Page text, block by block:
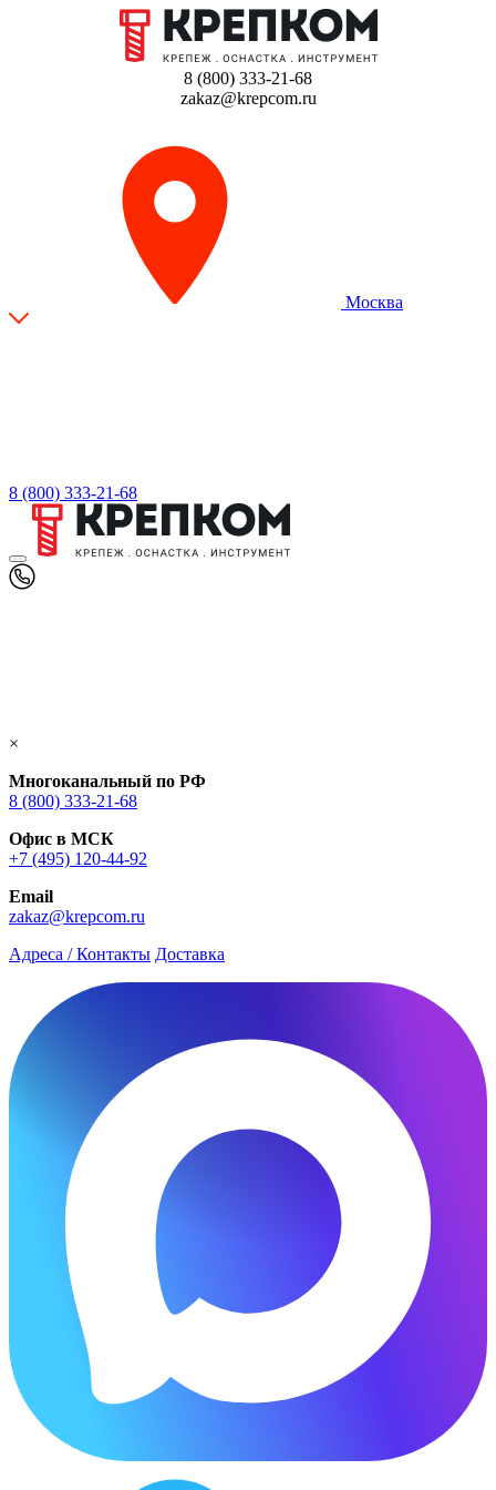
8 (800) 333-21-68
zakaz@krepcom.ru
Москва
8 (800) 333-21-68
×
Многоканальный по РФ
8 (800) 333‑21-68
Офис в МСК
+7 (495) 120-44-92
Email
zakaz@krepcom.ru
Адреса / Контакты Доставка